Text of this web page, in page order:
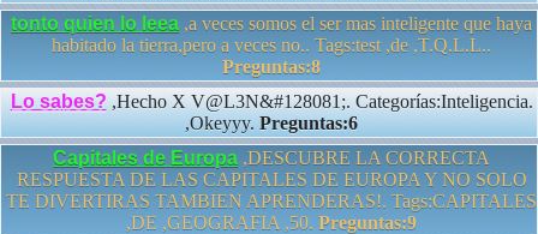
tonto quien lo leea ,a veces somos el ser mas inteligente que haya
habitado la tierra,pero a veces no.. Tags:test ,de ,T.Q.L.L..
Preguntas:8
Lo sabes? ,Hecho X V@L3N&#128081;. Categorías:Inteligencia.
,Okeyyy. Preguntas:6
Capitales de Europa ,DESCUBRE LA CORRECTA
RESPUESTA DE LAS CAPITALES DE EUROPA Y NO SOLO
TE DIVERTIRAS TAMBIEN APRENDERAS!. Tags:CAPITALES
,DE ,GEOGRAFIA ,50. Preguntas:9